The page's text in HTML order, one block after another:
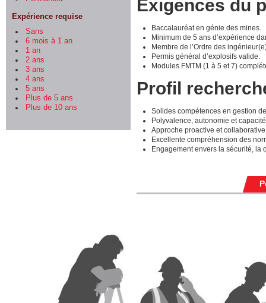
Expérience requise
Sans
6 mois à 1 an
1 an
2 ans
3 ans
4 ans
5 ans
Plus de 5 ans
Plus de 10 ans
Exigences du
Baccalauréat en génie des mines.
Minimum de 5 ans d’expérience
Membre de l’Ordre des
Permis général d’explosifs valide.
Modules FMTM (1 à 5 et 7)
Profil
Solides compétences en gestion
Polyvalence, autonomie et
Approche proactive et
Excellente compréhension des
Engagement envers la sécurité, la